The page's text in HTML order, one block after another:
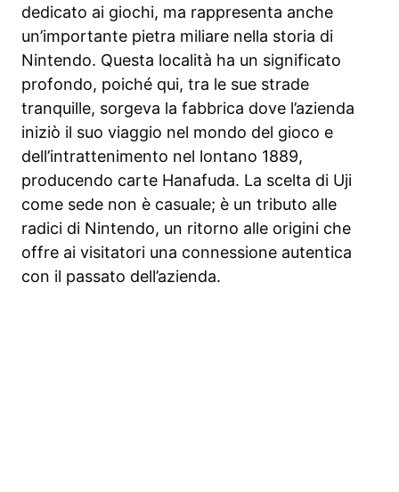
dedicato ai giochi, ma rappresenta anche
un’importante pietra miliare nella storia di
Nintendo. Questa località ha un significato
profondo, poiché qui, tra le sue strade
tranquille, sorgeva la fabbrica dove l’azienda
iniziò il suo viaggio nel mondo del gioco e
dell’intrattenimento nel lontano 1889,
producendo carte Hanafuda. La scelta di Uji
come sede non è casuale; è un tributo alle
radici di Nintendo, un ritorno alle origini che
offre ai visitatori una connessione autentica
con il passato dell’azienda.